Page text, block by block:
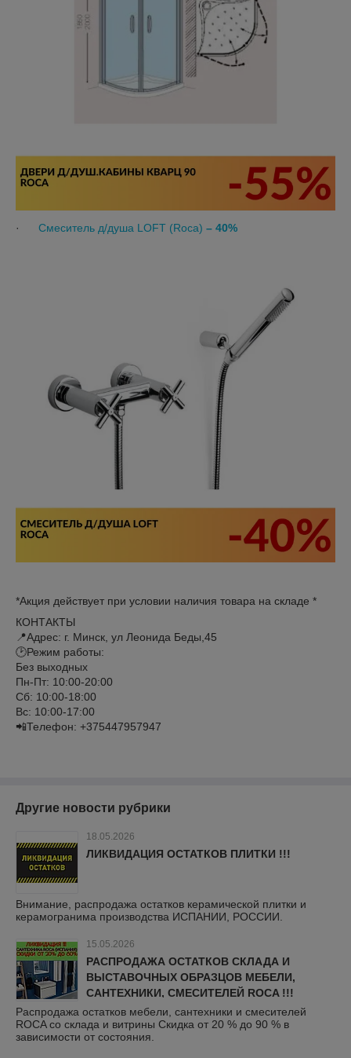
· Смеситель д/душа LOFT (Roca) – 40%
*Акция действует при условии наличия товара на складе *
КОНТАКТЫ
📍Адрес: г. Минск, ул Леонида Беды,45
🕑Режим работы:
Без выходных
Пн-Пт: 10:00-20:00
Сб: 10:00-18:00
Bc: 10:00-17:00
📲Телефон: +375447957947
Другие новости рубрики
18.05.2026
ЛИКВИДАЦИЯ ОСТАТКОВ ПЛИТКИ !!!
Внимание, распродажа остатков керамической плитки и
керамогранима производства ИСПАНИИ, РОССИИ.
15.05.2026
РАСПРОДАЖА ОСТАТКОВ СКЛАДА И
ВЫСТАВОЧНЫХ ОБРАЗЦОВ МЕБЕЛИ,
САНТЕХНИКИ, СМЕСИТЕЛЕЙ ROCA !!!
Распродажа остатков мебели, сантехники и смесителей
ROCA со склада и витрины Скидка от 20 % до 90 % в
зависимости от состояния.